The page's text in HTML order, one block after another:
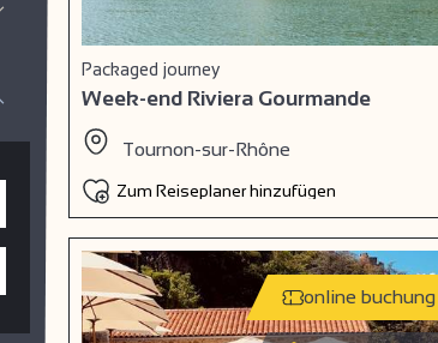
Packaged journey
Week-end Riviera Gourmande
Tournon-sur-Rhône
Zum Reiseplaner hinzufügen
online buchung